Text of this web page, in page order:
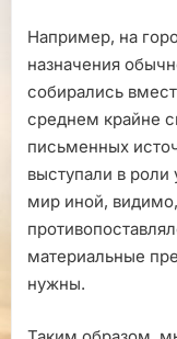
Например, на
назначения
собирались
среднем крайне
письменных
выступали в
мир иной,
материальные
нужны.